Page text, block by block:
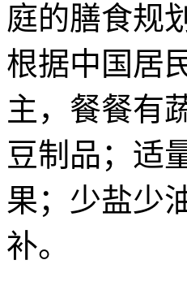
庭的膳食规
根据中国居
主，餐餐有
豆制品；适
果；少盐少
补。